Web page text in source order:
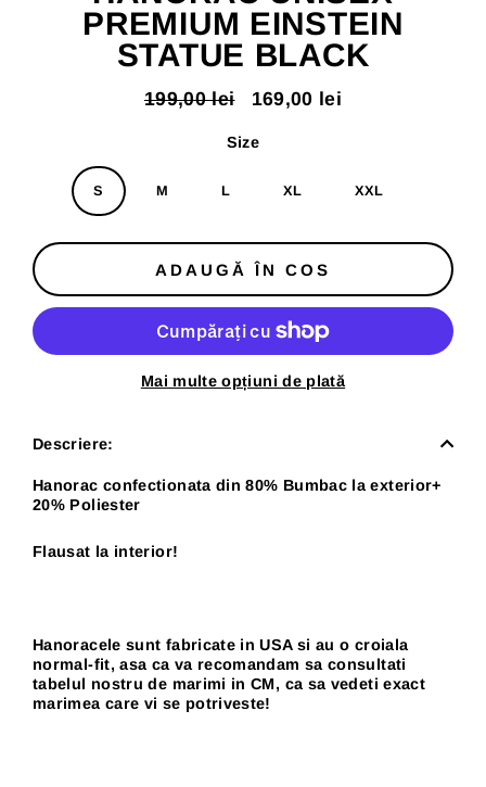
PREMIUM EINSTEIN
STATUE BLACK
Pret
199,00 lei Pret
169,00 lei
Size
S M L XL XXL
ADAUGĂ ÎN COS
Mai multe opțiuni de plată
Descriere:
Hanorac confectionata din 80% Bumbac la exterior+
20% Poliester
Flausat la interior!
Hanoracele sunt fabricate in USA si au o croiala
normal-fit, asa ca va recomandam sa consultati
tabelul nostru de marimi in CM, ca sa vedeti exact
marimea care vi se potriveste!